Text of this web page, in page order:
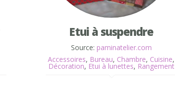
Etui à suspendre
Source: paminatelier.com
Accessoires, Bureau, Chambre, Cuisine,
Décoration, Etui à lunettes, Rangement